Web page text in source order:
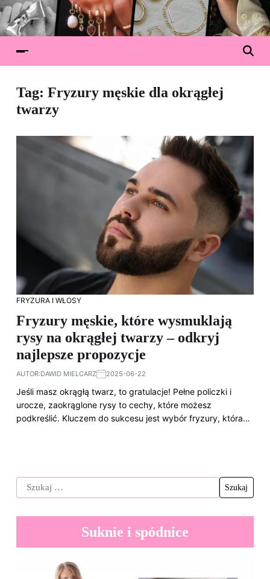
Tag: Fryzury męskie dla okrągłej
twarzy
FRYZURA I WŁOSY
Fryzury męskie, które wysmuklają
rysy na okrągłej twarzy – odkryj
najlepsze propozycje
AUTOR:DAWID MIELCARZ 2025-06-22
Jeśli masz okrągłą twarz, to gratulacje! Pełne policzki i
urocze, zaokrąglone rysy to cechy, które możesz
podkreślić. Kluczem do sukcesu jest wybór fryzury, która…
Suknie i spódnice